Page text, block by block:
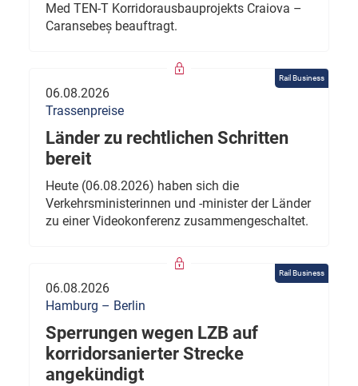
Med TEN-T Korridorausbauprojekts Craiova –
Caransebeș beauftragt.
Rail Business
06.08.2026
Trassenpreise
Länder zu rechtlichen Schritten
bereit
Heute (06.08.2026) haben sich die
Verkehrsministerinnen und -minister der Länder
zu einer Videokonferenz zusammengeschaltet.
Rail Business
06.08.2026
Hamburg – Berlin
Sperrungen wegen LZB auf
korridorsanierter Strecke
angekündigt